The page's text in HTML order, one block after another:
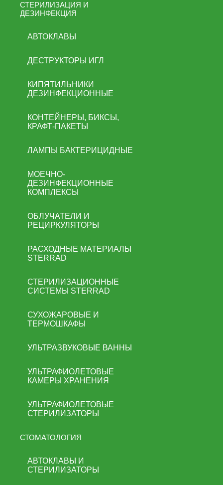
СТЕРИЛИЗАЦИЯ И
ДЕЗИНФЕКЦИЯ
АВТОКЛАВЫ
ДЕСТРУКТОРЫ ИГЛ
КИПЯТИЛЬНИКИ
ДЕЗИНФЕКЦИОННЫЕ
КОНТЕЙНЕРЫ, БИКСЫ,
КРАФТ-ПАКЕТЫ
ЛАМПЫ БАКТЕРИЦИДНЫЕ
МОЕЧНО-
ДЕЗИНФЕКЦИОННЫЕ
КОМПЛЕКСЫ
ОБЛУЧАТЕЛИ И
РЕЦИРКУЛЯТОРЫ
РАСХОДНЫЕ МАТЕРИАЛЫ
STERRAD
СТЕРИЛИЗАЦИОННЫЕ
СИСТЕМЫ STERRAD
СУХОЖАРОВЫЕ И
ТЕРМОШКАФЫ
УЛЬТРАЗВУКОВЫЕ ВАННЫ
УЛЬТРАФИОЛЕТОВЫЕ
КАМЕРЫ ХРАНЕНИЯ
УЛЬТРАФИОЛЕТОВЫЕ
СТЕРИЛИЗАТОРЫ
СТОМАТОЛОГИЯ
АВТОКЛАВЫ И
СТЕРИЛИЗАТОРЫ